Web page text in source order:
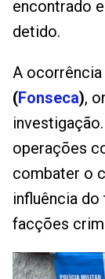
encontrado
detido.
A
(Fonseca),
operações
combater o
influência
facções